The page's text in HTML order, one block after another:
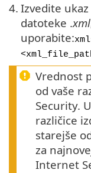
4. Izvedite
datoteke .xml
uporabite:
Vrednost
od vaše
Security.
različice
starejše
za
Internet